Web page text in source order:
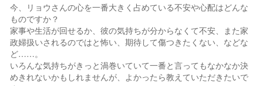
今、リョウさんの心を一番大きく占めている不安や心配はどんな
ものですか？
家事や生活が回せるか、彼の気持ちが分からなくて不安、また家
政婦扱いされるのではと怖い、期待して傷つきたくない、などな
ど……。
いろんな気持ちがきっと渦巻いていて一番と言ってもなかなか決
めきれないかもしれませんが、よかったら教えていただきたいで